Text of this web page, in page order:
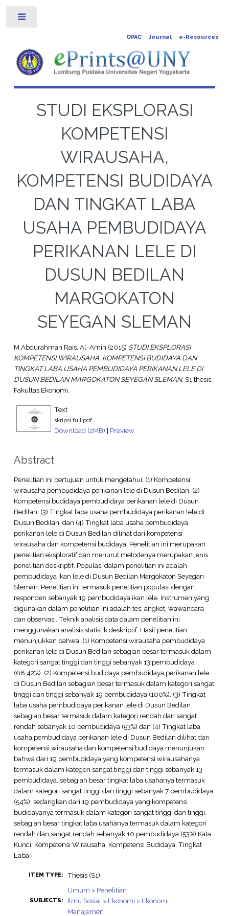
OPAC Journal e-Resources
STUDI EKSPLORASI
KOMPETENSI
WIRAUSAHA,
KOMPETENSI BUDIDAYA
DAN TINGKAT LABA
USAHA PEMBUDIDAYA
PERIKANAN LELE DI
DUSUN BEDILAN
MARGOKATON
SEYEGAN SLEMAN
M.Abdurahman Rais, Al-Amin (2015) STUDI EKSPLORASI
KOMPETENSI WIRAUSAHA, KOMPETENSI BUDIDAYA DAN
TINGKAT LABA USAHA PEMBUDIDAYA PERIKANAN LELE DI
DUSUN BEDILAN MARGOKATON SEYEGAN SLEMAN. S1 thesis,
Fakultas Ekonomi.
Text
skripsi full.pdf
Download (2MB) | Preview
Abstract
Penelitian ini bertujuan untuk mengetahui: (1) Kompetensi
wirausaha pembudidaya perikanan lele di Dusun Bedilan. (2)
Kompetensi budidaya pembudidaya perikanan lele di Dusun
Bedilan. (3) Tingkat laba usaha pembudidaya perikanan lele di
Dusun Bedilan, dan (4) Tingkat laba usaha pembudidaya
perikanan lele di Dusun Bedilan dilihat dari kompetensi
wirausaha dan kompetensi budidaya. Penelitian ini merupakan
penelitian eksploratif dan menurut metodenya merupakan jenis
penelitian deskriptif. Populasi dalam penelitian ini adalah
pembudidaya ikan lele di Dusun Bedilan Margokaton Seyegan
Sleman. Penelitian ini termasuk penelitian populasi dengan
responden sebanyak 19 pembudidaya ikan lele. Instrumen yang
digunakan dalam penelitian ini adalah tes, angket, wawancara
dan observasi. Teknik analisis data dalam penelitian ini
menggunakan analisis statistik deskriptif. Hasil penelitian
menunjukkan bahwa: (1) Kompetensi wirausaha pembudidaya
perikanan lele di Dusun Bedilan sebagian besar termasuk dalam
kategori sangat tinggi dan tinggi sebanyak 13 pembudidaya
(68,42%). (2) Kompetensi budidaya pembudidaya perikanan lele
di Dusun Bedilan sebagian besar termasuk dalam kategori sangat
tinggi dan tinggi sebanyak 19 pembudidaya (100%). (3) Tingkat
laba usaha pembudidaya perikanan lele di Dusun Bedilan
sebagian besar termasuk dalam kategori rendah dan sangat
rendah sebanyak 10 pembudidaya (53%) dan (4) Tingkat laba
usaha pembudidaya perikanan lele di Dusun Bedilan dilihat dari
kompetensi wirausaha dan kompetensi budidaya menunjukan
bahwa dari 19 pembudidaya yang kompetensi wirausahanya
termasuk dalam kategori sangat tinggi dan tinggi sebanyak 13
pembudidaya, sebagian besar tingkat laba usahanya termasuk
dalam kategori sangat tinggi dan tinggi sebanyak 7 pembudidaya
(54%), sedangkan dari 19 pembudidaya yang kompetensi
budidayanya termasuk dalam kategori sangat tinggi dan tinggi,
sebagian besar tingkat laba usahanya termasuk dalam kategori
rendah dan sangat rendah sebanyak 10 pembudidaya (53%) Kata
Kunci: Kompetensi Wirausaha, Kompetensi Budidaya, Tingkat
Laba
ITEM TYPE: Thesis (S1)
SUBJECTS:
Umum > Penelitian
Ilmu Sosial > Ekonomi > Ekonomi
Manajemen